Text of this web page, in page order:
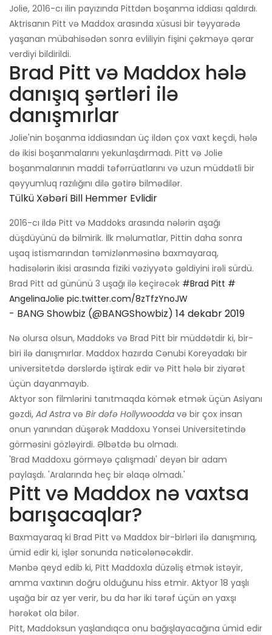
Jolie, 2016-cı ilin payızında Pittdən boşanma iddiası qaldırdı.
Aktrisanın Pitt və Maddox arasında xüsusi bir təyyarədə
yaşanan mübahisədən sonra evliliyin fişini çəkməyə qərar
verdiyi bildirildi.
Brad Pitt və Maddox hələ
danışıq şərtləri ilə
danışmırlar
Jolie'nin boşanma iddiasından üç ildən çox vaxt keçdi, hələ
də ikisi boşanmalarını yekunlaşdırmadı. Pitt və Jolie
boşanmalarının maddi təfərrüatlarını və uzun müddətli bir
qəyyumluq razılığını dilə gətirə bilmədilər.
Tülkü Xəbəri Bill Hemmer Evlidir
2016-cı ildə Pitt və Maddoks arasında nələrin aşağı
düşdüyünü də bilmirik. İlk məlumatlar, Pittin daha sonra
uşaq istismarından təmizlənməsinə baxmayaraq,
hadisələrin ikisi arasında fiziki vəziyyətə gəldiyini irəli sürdü.
Brad Pitt ad gününü 3 uşağı ilə keçirəcək #Brad Pitt #
AngelinaJolie pic.twitter.com/8zTfzYnoJW
- BANG Showbiz (@BANGShowbiz) 14 dekabr 2019
Nə olursa olsun, Maddoks və Brad Pitt bir müddətdir ki, bir-
biri ilə danışmırlar. Maddox hazırda Cənubi Koreyadakı bir
universitetdə dərslərdə iştirak edir və Pitt hələ bir ziyarət
üçün dayanmayıb.
Aktyor son filmlərini tanıtmaqda kömək etmək üçün Asiyanı
gəzdi, Ad Astra və Bir dəfə Hollywoodda və bir çox insan
onun yanından düşərək Maddoxu Yonsei Universitetində
görməsini gözləyirdi. Əlbətdə bu olmadı.
'Brad Maddoxu görməyə çalışmadı' deyən bir adam
paylaşdı. 'Aralarında heç bir əlaqə olmadı.'
Pitt və Maddox nə vaxtsa
barışacaqlar?
Baxmayaraq ki Brad Pitt və Maddox bir-birləri ilə danışmırıq,
ümid edir ki, işlər sonunda nəticələnəcəkdir.
Mənbə qeyd edib ki, Pitt Maddoxla düzəliş etmək istəyir,
amma vaxtının doğru olduğunu hiss etmir. Aktyor 18 yaşlı
uşağa bir az yer verir, bu da hər iki tərəf üçün ən yaxşı
hərəkət ola bilər.
Pitt, Maddoksun yaşlandıqca onu bağışlayacağına ümid edir